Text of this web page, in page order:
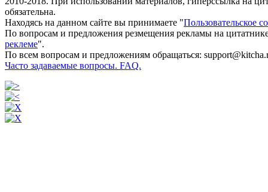
обязательна.
Находясь на данном сайте вы принимаете "Пользовательское
По вопросам и предложения резмещения рекламы на
реклеме".
По всем вопросам и предложениям обращаться:
Часто задаваемые вопросы. FAQ.